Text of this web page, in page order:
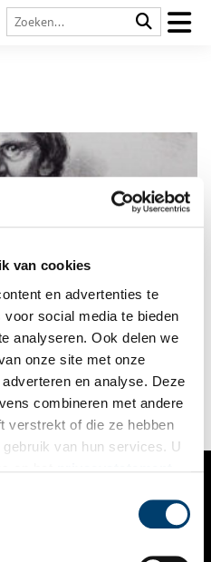
van cookies
en advertenties te
social media te bieden
analyseren. Ook delen we
onze site met onze
en analyse. Deze
combineren met andere
verstrekt of die ze hebben
van hun services. U
genoemd naar ‘de peetvader’
Noordzeekanaal, waar deze
jaren voordat het kanaal
met een vooruitziende blik,
minister werd?